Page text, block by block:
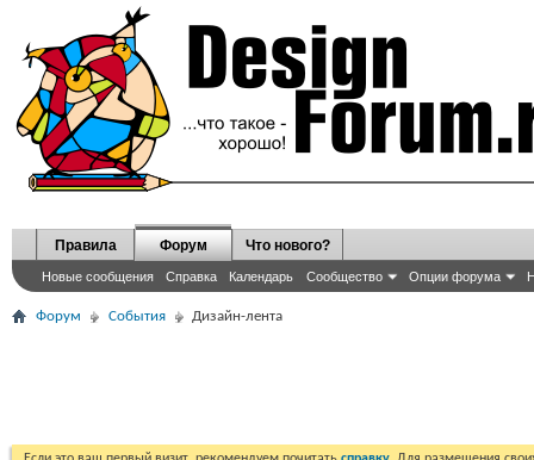
Правила Форум
Новые сообщения Справка Календарь Сообщество Опции форума
Что нового?
Форум События Дизайн-лента